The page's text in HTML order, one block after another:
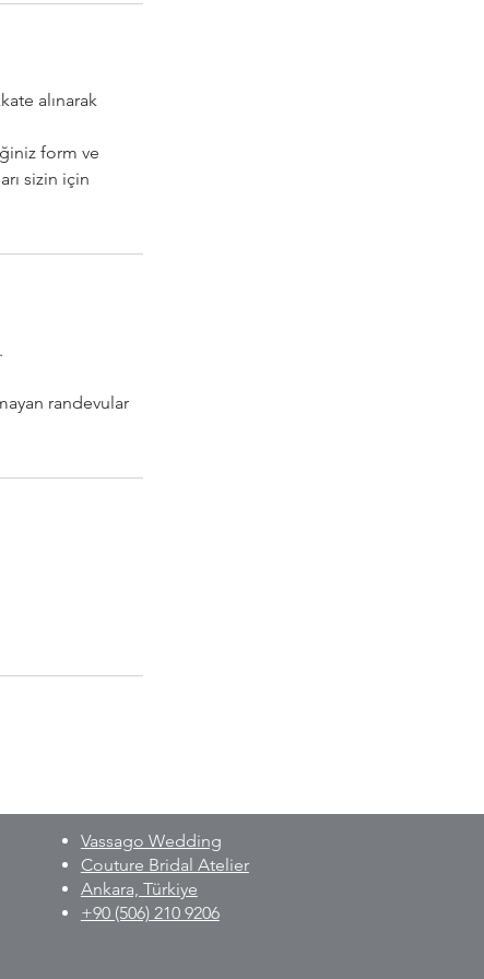
alınarak
form ve
sizin için
randevular
Vassago Wedding
Couture Bridal Atelier
Ankara, Türkiye
+90 (506) 210 9206